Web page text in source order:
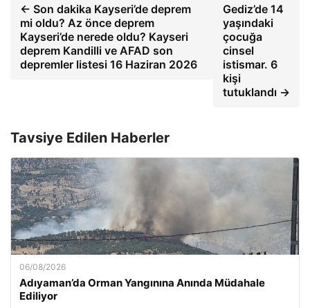
← Son dakika Kayseri’de deprem
mi oldu? Az önce deprem
Kayseri’de nerede oldu? Kayseri
deprem Kandilli ve AFAD son
depremler listesi 16 Haziran 2026
Gediz’de 14
yaşındaki
çocuğa
cinsel
istismar. 6
kişi
tutuklandı →
Tavsiye Edilen Haberler
06/08/2026
Adıyaman’da Orman Yangınına Anında Müdahale
Ediliyor